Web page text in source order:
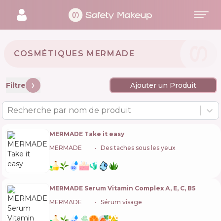
COSMÉTIQUES MERMADE 🇺🇦
Filtre Ajouter un Produit
Recherche par nom de produit
MERMADE Take it easy
MERMADE
Des taches sous les yeux
MERMADE Serum Vitamin Complex А, Е, С, В5
MERMADE
Sérum visage